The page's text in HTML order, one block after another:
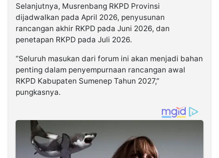
Selanjutnya, Musrenbang RKPD Provinsi
dijadwalkan pada April 2026, penyusunan
rancangan akhir RKPD pada Juni 2026, dan
penetapan RKPD pada Juli 2026.
“Seluruh masukan dari forum ini akan menjadi bahan
penting dalam penyempurnaan rancangan awal
RKPD Kabupaten Sumenep Tahun 2027,”
pungkasnya.